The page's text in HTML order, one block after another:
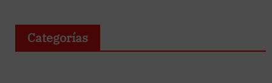
Categorías